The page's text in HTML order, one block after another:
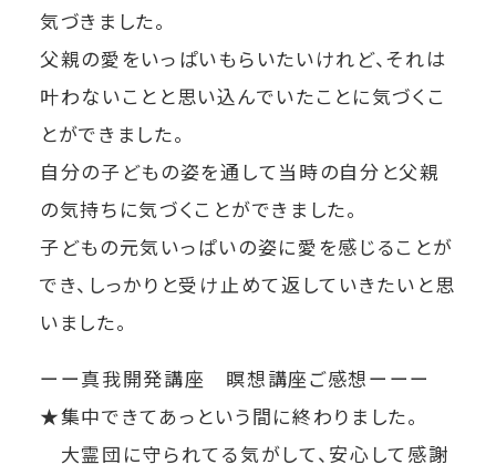
気づきました。
父親の愛をいっぱいもらいたいけれど、それは
叶わないことと思い込んでいたことに気づくこ
とができました。
自分の子どもの姿を通して当時の自分と父親
の気持ちに気づくことができました。
子どもの元気いっぱいの姿に愛を感じることが
でき、しっかりと受け止めて返していきたいと思
いました。
ーー真我開発講座 瞑想講座ご感想ーーー
★集中できてあっという間に終わりました。
大霊団に守られてる気がして、安心して感謝